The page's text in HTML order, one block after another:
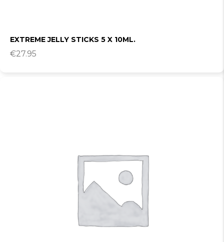
EXTREME JELLY STICKS 5 X 10ML.
€27.95